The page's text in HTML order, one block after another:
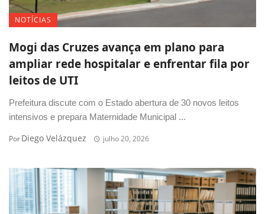
NOTÍCIAS
Mogi das Cruzes avança em plano para
ampliar rede hospitalar e enfrentar fila por
leitos de UTI
Prefeitura discute com o Estado abertura de 30 novos leitos
intensivos e prepara Maternidade Municipal ...
PorDiego Velázquez julho 20, 2026